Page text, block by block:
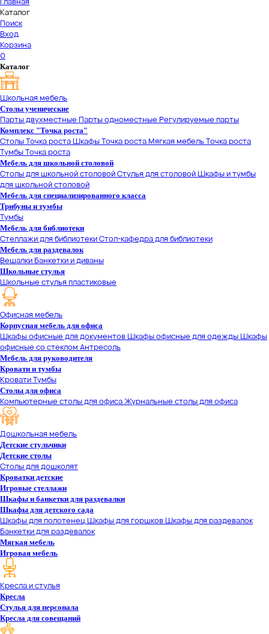
Каталог
Поиск
Вход
Корзина
0
Каталог
Школьная мебель
Столы ученические
Парты двухместные Парты одноместные Регулируемые парты
Комплекс "Точка роста"
Столы Точка ростаШкафы Точка ростаМягкая мебель Точка роста
Тумбы Точка роста
Мебель для школьной столовой
Столы для школьной столовойСтулья для столовойШкафы и тумбы
для школьной столовой
Мебель для специализированного класса
Трибуны и тумбы
Тумбы
Мебель для библиотеки
Стеллажи для библиотекиСтол-кафедра для библиотеки
Мебель для раздевалок
ВешалкиБанкетки и диваны
Школьные стулья
Школьные стулья пластиковые
Офисная мебель
Корпусная мебель для офиса
Шкафы офисные для документовШкафы офисные для одеждыШкафы
офисные со стеклом Антресоль
Мебель для руководителя
Кровати и тумбы
КроватиТумбы
Столы для офиса
Компьютерные столы для офисаЖурнальные столы для офиса
Дошкольная мебель
Детские стульчики
Детские столы
Столы для дошколят
Кроватки детские
Игровые стеллажи
Шкафы и банкетки для раздевалки
Шкафы для детского сада
Шкафы для полотенецШкафы для горшковШкафы для раздевалок
Банкетки для раздевалок
Мягкая мебель
Игровая мебель
Кресла и стулья
Кресла
Стулья для персонала
Кресла для совещаний